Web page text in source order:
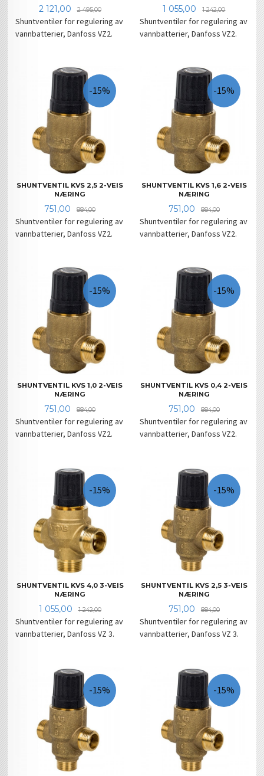
Tilbud
2 121,00 2 495,00Rabatt
Shuntventiler for regulering av
vannbatterier, Danfoss VZ2.
Tilbud
1 055,00 1 242,00Rabatt
Shuntventiler for regulering av
vannbatterier, Danfoss VZ2.
SHUNTVENTIL KVS 2,5 2-VEIS
NÆRING
Tilbud
751,00 884,00Rabatt
-15%
Shuntventiler for regulering av
vannbatterier, Danfoss VZ2.
SHUNTVENTIL KVS 1,6 2-VEIS
NÆRING
Tilbud
751,00 884,00Rabatt
-15%
Shuntventiler for regulering av
vannbatterier, Danfoss VZ2.
SHUNTVENTIL KVS 1,0 2-VEIS
NÆRING
Tilbud
751,00 884,00Rabatt
-15%
Shuntventiler for regulering av
vannbatterier, Danfoss VZ2.
SHUNTVENTIL KVS 0,4 2-VEIS
NÆRING
Tilbud
751,00 884,00Rabatt
-15%
Shuntventiler for regulering av
vannbatterier, Danfoss VZ2.
SHUNTVENTIL KVS 4,0 3-VEIS
NÆRING
Tilbud
1 055,00 1 242,00Rabatt
-15%
Shuntventiler for regulering av
vannbatterier, Danfoss VZ 3.
SHUNTVENTIL KVS 2,5 3-VEIS
NÆRING
Tilbud
751,00 884,00Rabatt
-15%
Shuntventiler for regulering av
vannbatterier, Danfoss VZ 3.
-15% -15%